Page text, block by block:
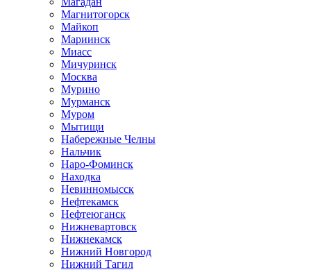
Магнитогорск
Майкоп
Мариинск
Миасс
Мичуринск
Москва
Мурино
Мурманск
Муром
Мытищи
Набережные Челны
Нальчик
Наро-Фоминск
Находка
Невинномысск
Нефтекамск
Нефтеюганск
Нижневартовск
Нижнекамск
Нижний Новгород
Нижний Тагил